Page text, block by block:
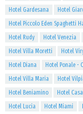
Hotel Gardesana
Hotel
Hotel Piccolo Eden Spaghetti
Hotel Rudy
Hotel Venezia
Hotel Villa Moretti
Hotel
Hotel Diana
Hotel Ponale -
Hotel Villa Maria
Hotel
Hotel Beniamino
Hotel
Hotel Lucia
Hotel Miami